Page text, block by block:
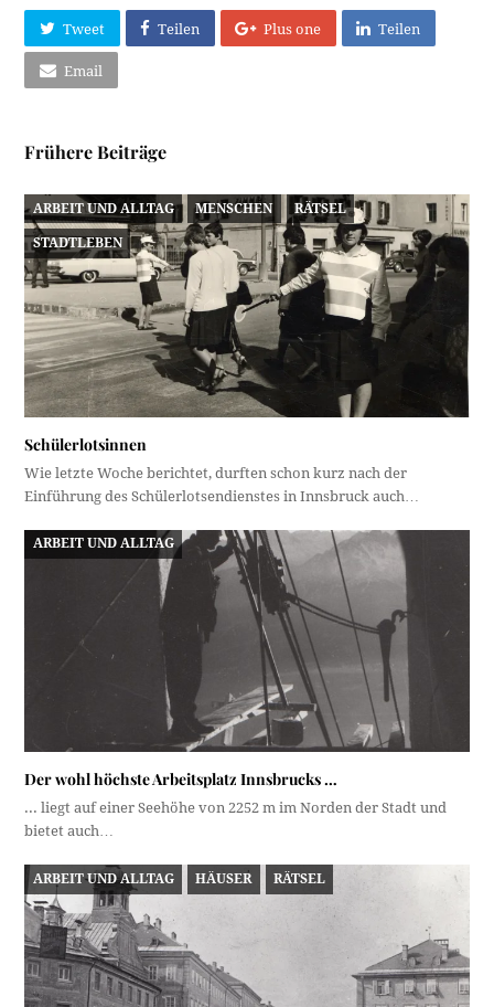
Tweet Teilen Plus one Teilen
Email
Frühere Beiträge
ARBEIT UND ALLTAG MENSCHEN RÄTSEL
STADTLEBEN
Schülerlotsinnen
Wie letzte Woche berichtet, durften schon kurz nach der
Einführung des Schülerlotsendienstes in Innsbruck auch…
ARBEIT UND ALLTAG
Der wohl höchste Arbeitsplatz Innsbrucks …
... liegt auf einer Seehöhe von 2252 m im Norden der Stadt und
bietet auch…
ARBEIT UND ALLTAG HÄUSER RÄTSEL